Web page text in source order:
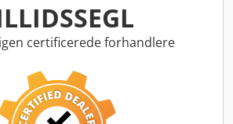
certificerede forhandlere